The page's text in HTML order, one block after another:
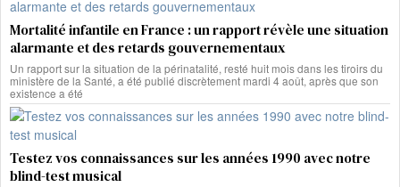
Mortalité infantile en France : un rapport révèle une situation
alarmante et des retards gouvernementaux
Un rapport sur la situation de la périnatalité, resté huit mois dans les tiroirs du
ministère de la Santé, a été publié discrètement mardi 4 août, après que son
existence a été
Testez vos connaissances sur les années 1990 avec notre
blind-test musical